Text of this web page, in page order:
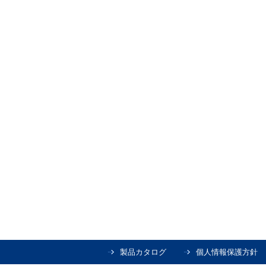
製品カタログ 個人情報保護方針